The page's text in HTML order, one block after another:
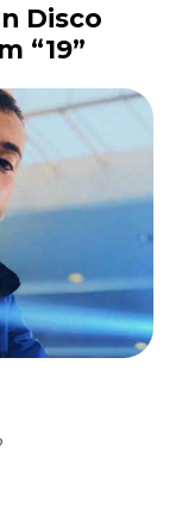
Disco
“19”